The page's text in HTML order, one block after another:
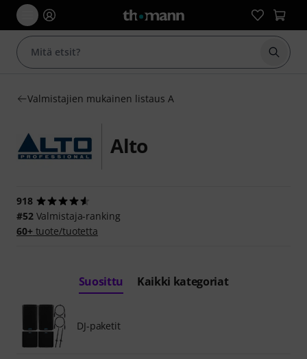
Aloita
Valmistajien mukainen listaus A
Alto
918
#52Valmistaja-ranking
60+tuote/tuotetta
Suosittu Kaikki kategoriat
DJ-paketit